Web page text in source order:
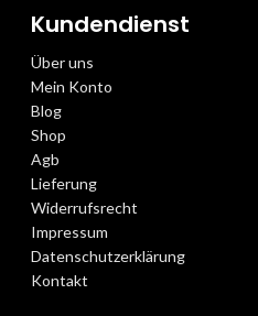
Kundendienst
Über uns
Mein Konto
Blog
Shop
Agb
Lieferung
Widerrufsrecht
Impressum
Datenschutzerklärung
Kontakt